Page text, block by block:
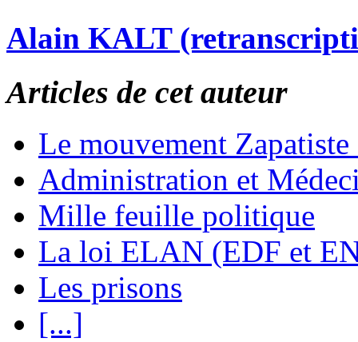
Alain KALT
Articles de cet auteur
Le mouvement
Administration et
Mille feuille politique
La loi ELAN (EDF et
Les prisons
[...]